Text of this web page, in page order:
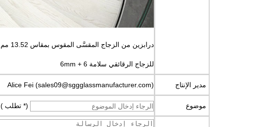
للزجاج الرقائقي سلامة 6 + 6mm
مدير الإنتاج Alice Fei (sales09@sggglassmanufacturer.com)
موضوع (* تطلب )